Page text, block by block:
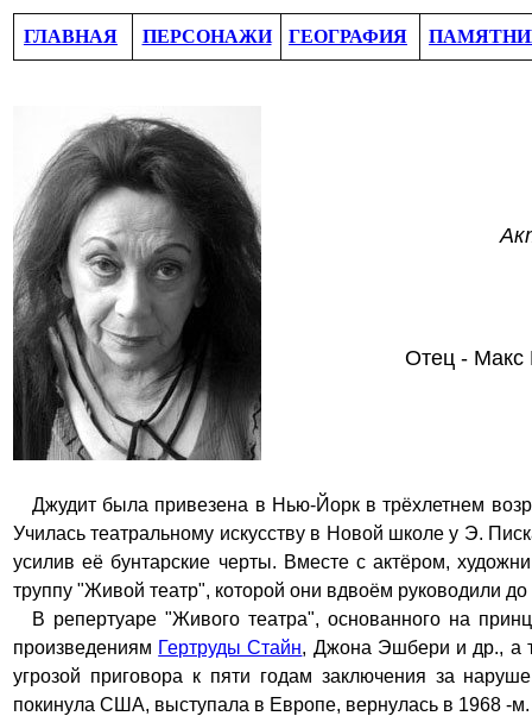
ГЛАВНАЯ ПЕРСОНАЖИ ГЕОГРАФИЯ
А
Отец - Макс
Джудит была привезена в Нью-Йоркв трёхлетнем
Училась театральному искусству в Новой школе у Э.
усилив её бунтарские черты. Вместе с актёром,
труппу "Живой театр", которой они вдвоём руководили до
В репертуаре "Живого театра", основанного на
произведениям Гертруды Стайн, Джона Эшбери и др., а
угрозой приговора к пяти годам заключения за
покинула США, выступала в Европе, вернулась в 1968 -м.